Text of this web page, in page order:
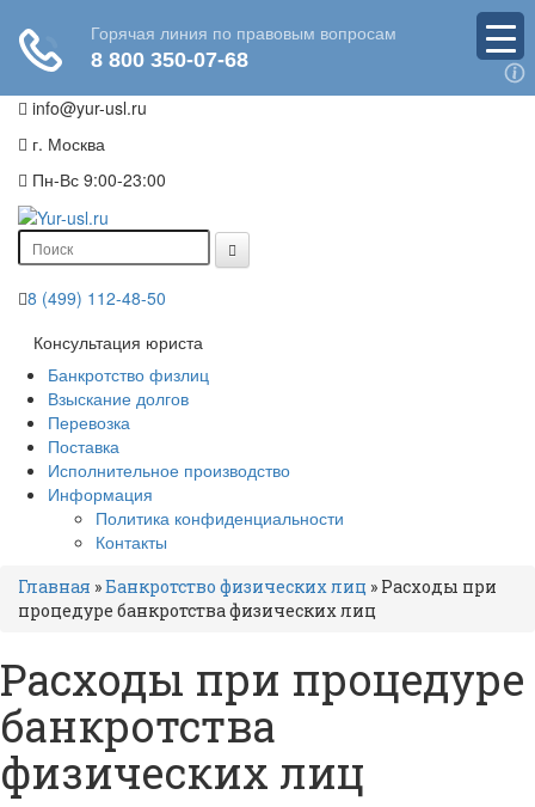
info@yur-usl.ru
г. Москва
Пн-Вс 9:00-23:00
8 (499) 112-48-50
Консультация юриста
Банкротство физлиц
Взыскание долгов
Перевозка
Поставка
Исполнительное производство
Информация
Политика конфиденциальности
Контакты
Главная »Банкротство физических лиц » Расходы при
процедуре банкротства физических лиц
Расходы при процедуре
банкротства
физических лиц